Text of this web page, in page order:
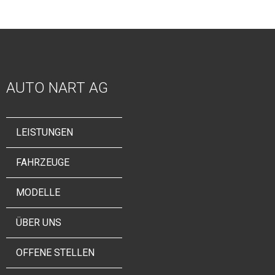
AUTO NART AG
LEISTUNGEN
FAHRZEUGE
MODELLE
ÜBER UNS
OFFENE STELLEN